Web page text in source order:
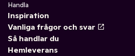
Handla
Inspiration
Vanliga frågor och svar
Så handlar du
Hemleverans